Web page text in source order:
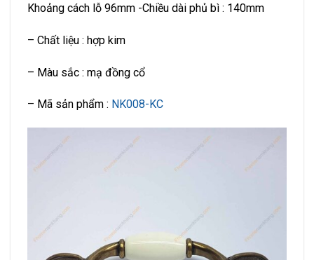
Khoảng cách lỗ 96mm -Chiều dài phủ bì : 140mm
– Chất liệu : hợp kim
– Màu sắc : mạ đồng cổ
– Mã sản phẩm : NK008-KC